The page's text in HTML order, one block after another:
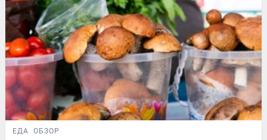
ЕДА ОБЗОР